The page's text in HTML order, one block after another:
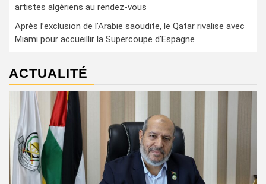
artistes algériens au rendez-vous
Après l’exclusion de l’Arabie saoudite, le Qatar rivalise avec
Miami pour accueillir la Supercoupe d’Espagne
ACTUALITÉ